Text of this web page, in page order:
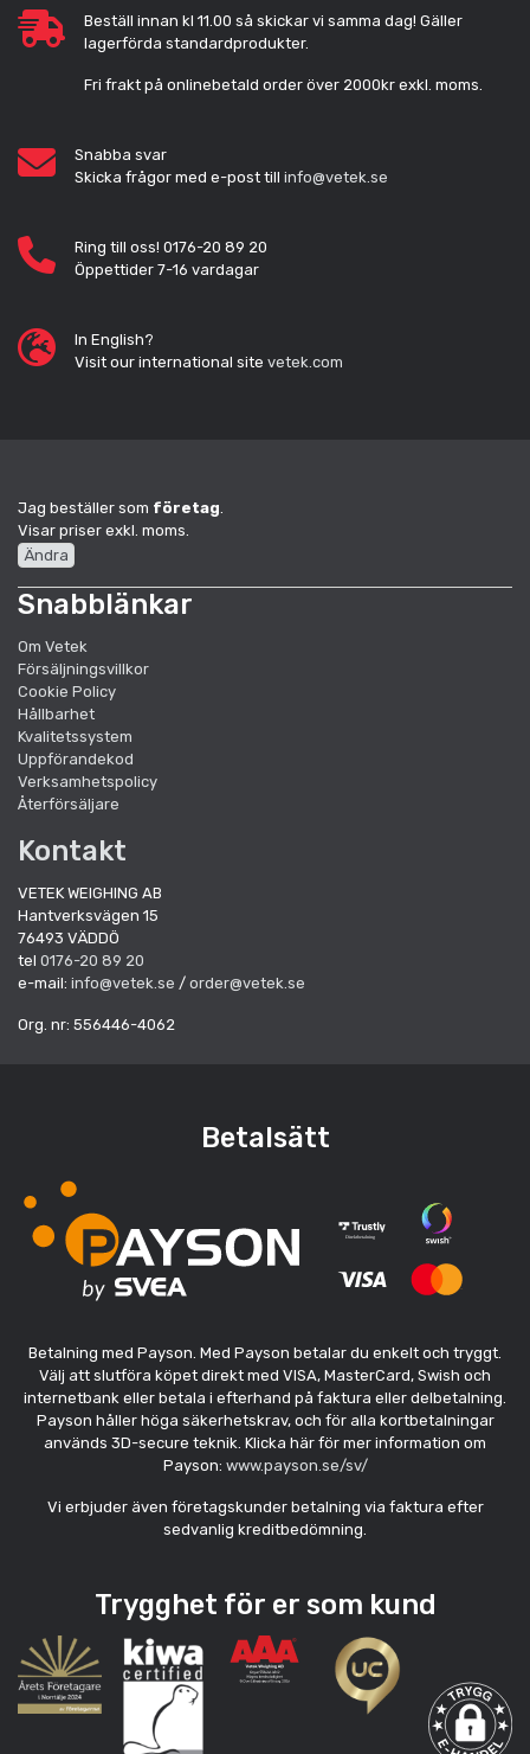
Beställ innan kl 11.00 så skickar vi samma dag! Gäller
lagerförda standardprodukter.
Fri frakt på onlinebetald order över 2000kr exkl. moms.
Snabba svar
Skicka frågor med e-post till info@vetek.se
Ring till oss! 0176-20 89 20
Öppettider 7-16 vardagar
In English?
Visit our international site vetek.com
Jag beställer som företag.
Visar priser exkl. moms.
Ändra
Snabblänkar
Om Vetek
Försäljningsvillkor
Cookie Policy
Hållbarhet
Kvalitetssystem
Uppförandekod
Verksamhetspolicy
Återförsäljare
Kontakt
VETEK WEIGHING AB
Hantverksvägen 15
76493 VÄDDÖ
tel 0176-20 89 20
e-mail: info@vetek.se / order@vetek.se
Org. nr: 556446-4062
Betalsätt
Betalning med Payson. Med Payson betalar du enkelt och tryggt.
Välj att slutföra köpet direkt med VISA, MasterCard, Swish och
internetbank eller betala i efterhand på faktura eller delbetalning.
Payson håller höga säkerhetskrav, och för alla kortbetalningar
används 3D-secure teknik. Klicka här för mer information om
Payson: www.payson.se/sv/
Vi erbjuder även företagskunder betalning via faktura efter
sedvanlig kreditbedömning.
Trygghet för er som kund